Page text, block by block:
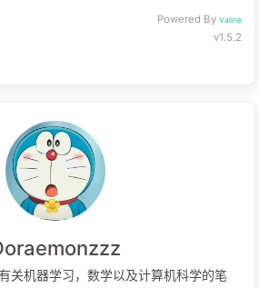
Powered By Valine
v1.5.2
关机器学习，数学以及计算机科学的笔